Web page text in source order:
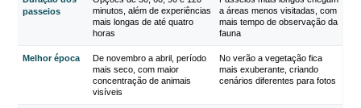
passeios
minutos, além de experiências
mais longas de até quatro
horas
a áreas menos visitadas, com
mais tempo de observação da
fauna
Melhor época
De novembro a abril, período
mais seco, com maior
concentração de animais
visíveis
No verão a vegetação fica
mais exuberante, criando
cenários diferentes para fotos